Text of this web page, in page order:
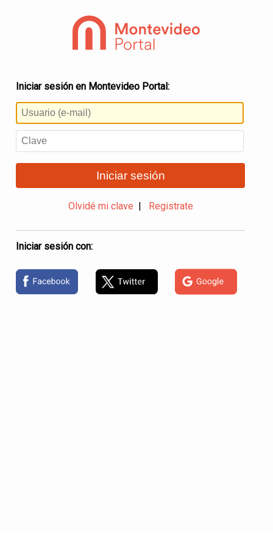
Iniciar sesión en Montevideo Portal:
Iniciar sesión
Olvidé mi clave Registrate
Iniciar sesión con: